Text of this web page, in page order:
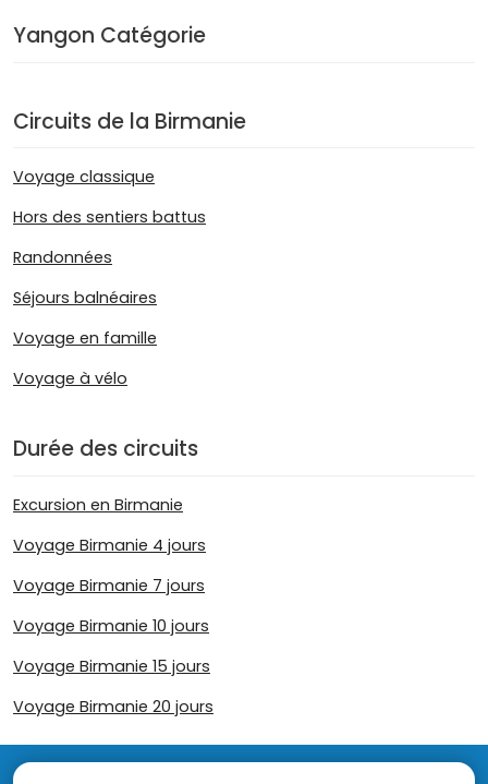
Yangon Catégorie
Circuits de la Birmanie
Voyage classique
Hors des sentiers battus
Randonnées
Séjours balnéaires
Voyage en famille
Voyage à vélo
Durée des circuits
Excursion en Birmanie
Voyage Birmanie 4 jours
Voyage Birmanie 7 jours
Voyage Birmanie 10 jours
Voyage Birmanie 15 jours
Voyage Birmanie 20 jours